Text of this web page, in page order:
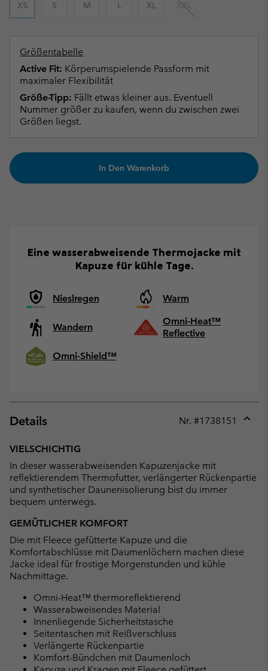
XS S M L XL XXL
Größentabelle
Active Fit: Körperumspielende Passform mit
maximaler Flexibilität
Größe-Tipp: Fällt etwas kleiner aus. Eventuell
Nummer größer zu kaufen, wenn du zwischen zwei
Größen liegst.
In Den Warenkorb
Eine wasserabweisende Thermojacke mit
Kapuze für kühle Tage.
Nieslregen Warm
Wandern
Omni-Heat™
Reflective
Omni-Shield™
Details Nr. #1738151
VIELSCHICHTIG
In dieser wasserabweisenden Kapuzenjacke mit
reflektierendem Thermofutter, verlängerter Rückenpartie
und synthetischer Daunenisolierung bist du immer
bequem unterwegs.
GEMÜTLICHER KOMFORT
Die mit Fleece gefütterte Kapuze und die
Komfortabschlüsse mit Daumenlöchern machen diese
Jacke ideal für frostige Morgenstunden und kühle
Nachmittage.
Omni-Heat™ thermoreflektierend
Wasserabweisendes Material
Innenliegende Sicherheitstasche
Seitentaschen mit Reißverschluss
Verlängerte Rückenpartie
Komfort-Bündchen mit Daumenloch